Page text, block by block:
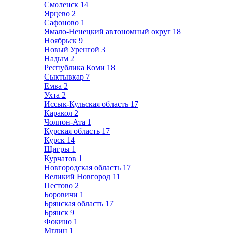
Смоленск 14
Ярцево 2
Сафоново 1
Ямало-Ненецкий автономный округ 18
Ноябрьск 9
Новый Уренгой 3
Надым 2
Республика Коми 18
Сыктывкар 7
Емва 2
Ухта 2
Иссык-Кульская область 17
Каракол 2
Чолпон-Ата 1
Курская область 17
Курск 14
Щигры 1
Курчатов 1
Новгородская область 17
Великий Новгород 11
Пестово 2
Боровичи 1
Брянская область 17
Брянск 9
Фокино 1
Мглин 1